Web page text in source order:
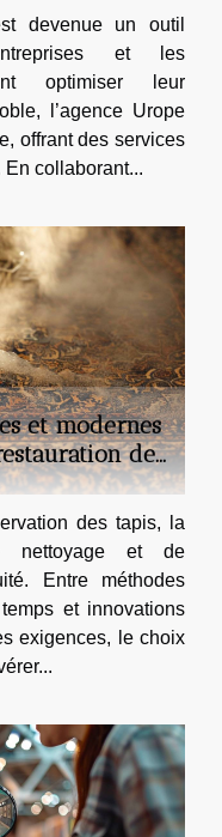
devenue un outil
et les
optimiser leur
l’agence Urope
offrant des services
collaborant...
et modernes
de
des tapis, la
nettoyage et de
Entre méthodes
et innovations
exigences, le choix